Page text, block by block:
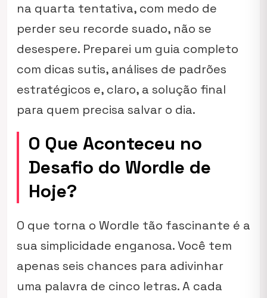
na quarta tentativa, com medo de
perder seu recorde suado, não se
desespere. Preparei um guia completo
com dicas sutis, análises de padrões
estratégicos e, claro, a solução final
para quem precisa salvar o dia.
O Que Aconteceu no
Desafio do Wordle de
Hoje?
O que torna o Wordle tão fascinante é a
sua simplicidade enganosa. Você tem
apenas seis chances para adivinhar
uma palavra de cinco letras. A cada